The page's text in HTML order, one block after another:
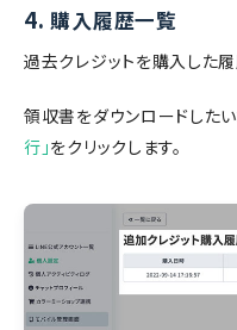
4. 購入履歴一覧
過去クレジットを購入した
領収書をダウンロードした
行」をクリックします。